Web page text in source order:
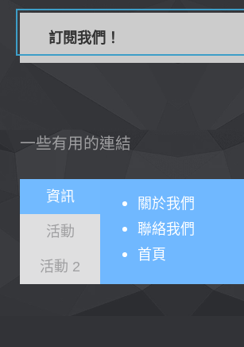
訂閱我們！
一些有用的連結
資訊
活動
活動 2
關於我們
聯絡我們
首頁